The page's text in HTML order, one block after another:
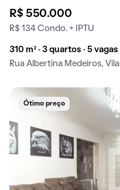
R$ 550.000
R$ 134 Condo. + IPTU
310 m² · 3 quartos · 5 vagas
Rua Albertina Medeiros,
Ótimo preço